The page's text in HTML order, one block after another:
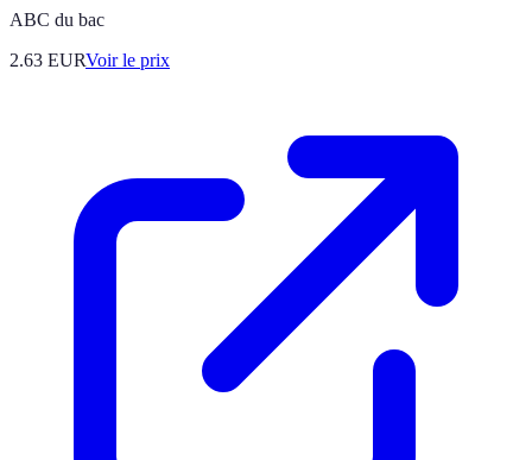
ABC du bac
2.63 EURVoir le prix